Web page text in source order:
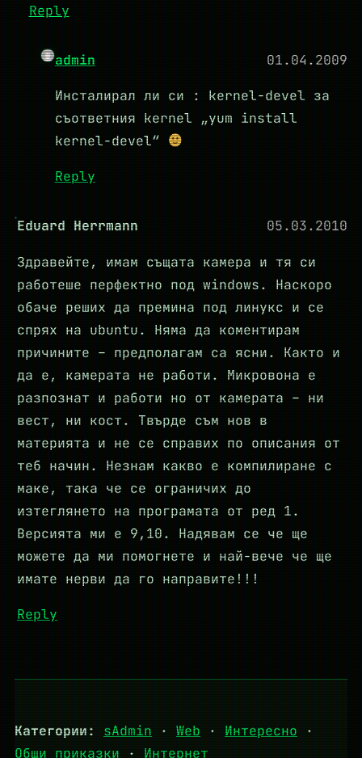
Reply
admin 01.04.2009
Инсталирал ли си : kernel-devel за
съответния kernel „yum install
kernel-devel“
Reply
Eduard Herrmann 05.03.2010
Здравейте, имам същата камера и тя си
работеше перфектно под windows. Наскоро
обаче реших да премина под линукс и се
спрях на ubuntu. Няма да коментирам
причините – предполагам са ясни. Както и
да е, камерата не работи. Микровона е
разпознат и работи но от камерата – ни
вест, ни кост. Твърде съм нов в
материята и не се справих по описания от
теб начин. Незнам какво е компилиране с
маке, така че се ограничих до
изтеглянето на програмата от ред 1.
Версията ми е 9,10. Надявам се че ще
можете да ми помогнете и най-вече че ще
имате нерви да го направите!!!
Reply
Категории: sAdmin · Web · Интересно ·
Общи приказки · Интернет